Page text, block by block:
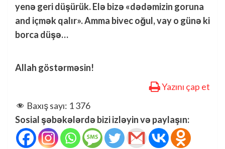
yenə geri düşürük. Elə bizə «dədəmizin goruna
and içmək qalır». Amma bivec oğul, vay o günə ki
borca düşə…
Allah göstərməsin!
Yazını çap et
Baxış sayı: 1 376
Sosial şəbəkələrdə bizi izləyin və paylaşın: